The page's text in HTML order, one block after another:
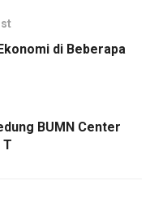
di Beberapa
BUMN Center
T